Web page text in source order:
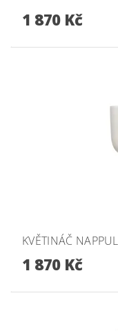
1 870 Kč
KVĚTINÁČ
1 870 Kč